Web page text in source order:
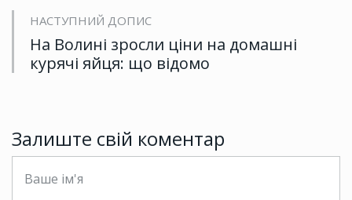
НАСТУПНИЙ ДОПИС
На Волині зросли ціни на домашні
курячі яйця: що відомо
Залиште свій коментар